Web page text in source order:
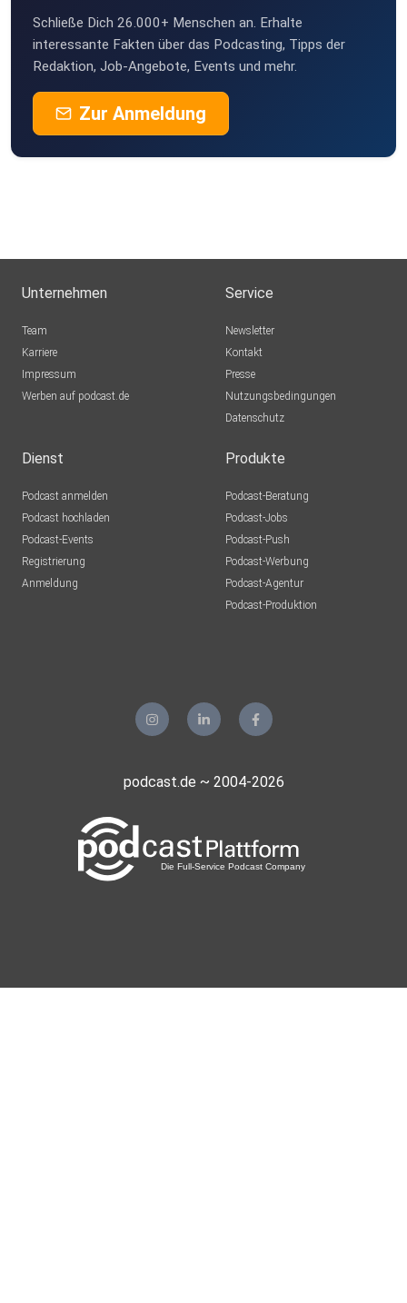
Schließe Dich 26.000+ Menschen an. Erhalte
interessante Fakten über das Podcasting, Tipps der
Redaktion, Job-Angebote, Events und mehr.
Zur Anmeldung
Unternehmen
Team
Karriere
Impressum
Werben auf podcast.de
Service
Newsletter
Kontakt
Presse
Nutzungsbedingungen
Datenschutz
Dienst
Podcast anmelden
Podcast hochladen
Podcast-Events
Registrierung
Anmeldung
Produkte
Podcast-Beratung
Podcast-Jobs
Podcast-Push
Podcast-Werbung
Podcast-Agentur
Podcast-Produktion
podcast.de ~ 2004-2026